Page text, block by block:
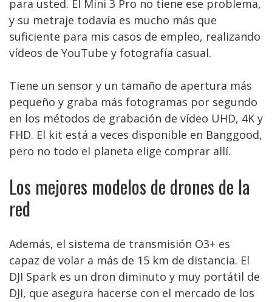
para usted. El Mini 3 Pro no tiene ese problema,
y su metraje todavía es mucho más que
suficiente para mis casos de empleo, realizando
vídeos de YouTube y fotografía casual.
Tiene un sensor y un tamaño de apertura más
pequeño y graba más fotogramas por segundo
en los métodos de grabación de vídeo UHD, 4K y
FHD. El kit está a veces disponible en Banggood,
pero no todo el planeta elige comprar allí.
Los mejores modelos de drones de la
red
Además, el sistema de transmisión O3+ es
capaz de volar a más de 15 km de distancia. El
DJI Spark es un dron diminuto y muy portátil de
DJI, que asegura hacerse con el mercado de los